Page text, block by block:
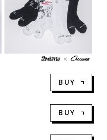
BUY
BUY